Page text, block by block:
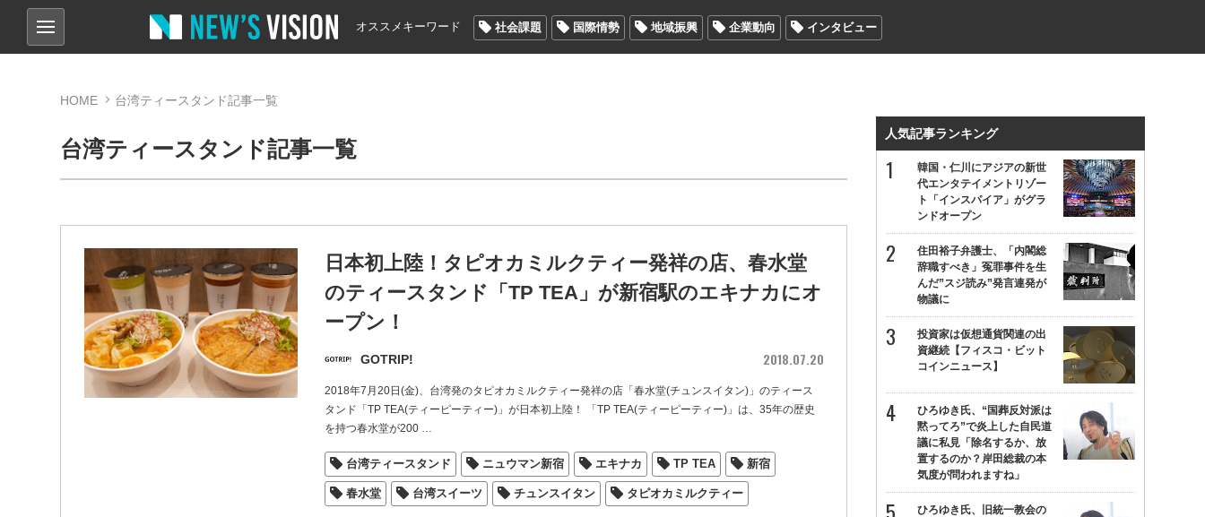
オススメキーワード 社会課題 国際情勢 地域振興 企業動向 インタビュー
HOME 台湾ティースタンド記事一覧
台湾ティースタンド記事一覧
日本初上陸！タピオカミルクティー発祥の店、春水堂
のティースタンド「TP TEA」が新宿駅のエキナカにオ
ープン！
GOTRIP! 2018.07.20
2018年7月20日(金)、台湾発のタピオカミルクティー発祥の店「春水堂(チュンスイタン)」のティース
タンド「TP TEA(ティーピーティー)」が日本初上陸！ 「TP TEA(ティーピーティー)」は、35年の歴史
を持つ春水堂が200…
台湾ティースタンド ニュウマン新宿 エキナカ TP TEA 新宿
春水堂 台湾スイーツ チュンスイタン タピオカミルクティー
人気記事ランキング
韓国・仁川にアジアの新世
代エンタテイメントリゾー
ト「インスパイア」がグラ
ンドオープン
住田裕子弁護士、「内閣総
辞職すべき」冤罪事件を生
んだ”スジ読み”発言連発が
物議に
投資家は仮想通貨関連の出
資継続【フィスコ・ビット
コインニュース】
ひろゆき氏、“国葬反対派は
黙ってろ”で炎上した自民道
議に私見「除名するか、放
置するのか？岸田総裁の本
気度が問われますね」
ひろゆき氏、旧統一教会の